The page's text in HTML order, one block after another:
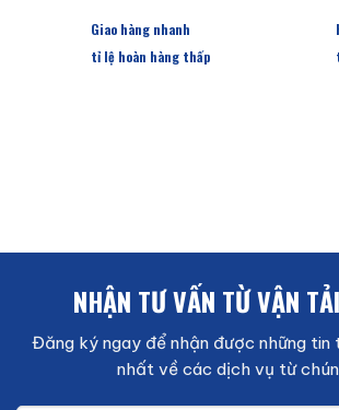
Giao hàng nhanh
tỉ lệ hoàn hàng thấp
NHẬN TƯ VẤN TỪ VẬN
Đăng ký ngay để nhận được những tin
nhất về các dịch vụ từ